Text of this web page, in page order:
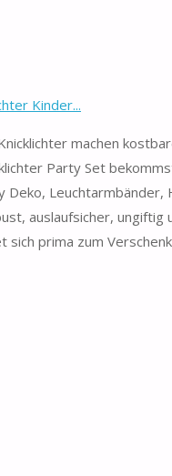
Kinder...
machen kostbare
Party Set bekommst
Leuchtarmbänder,
auslaufsicher, ungiftig
prima zum